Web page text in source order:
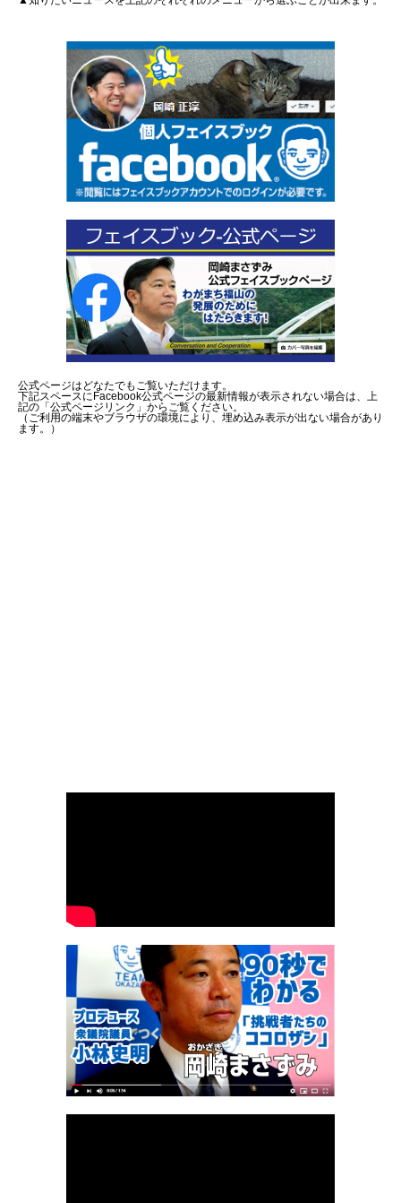
公式ページはどなたでもご覧いただけます。
下記スペースにFacebook公式ページの最新情報が表示されない場合は、上
記の「公式ページリンク」からご覧ください。
（ご利用の端末やブラウザの環境により、埋め込み表示が出ない場合があり
ます。）